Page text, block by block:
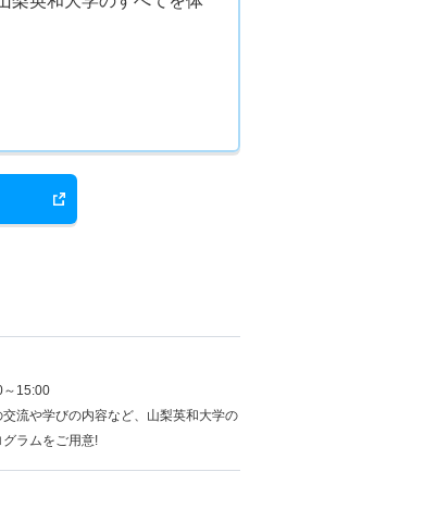
15:00
流や学びの内容など、山梨英和大学の
ラムをご用意!